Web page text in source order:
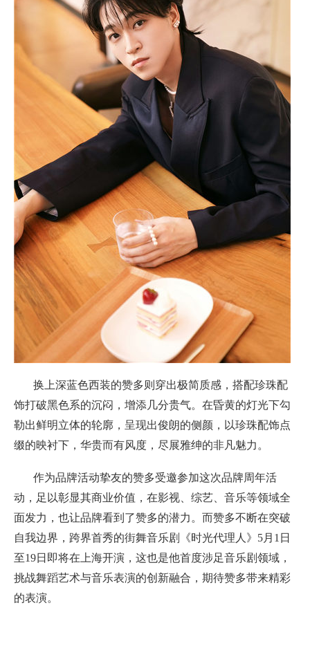
换上深蓝色西装的赞多则穿出极简质感，搭配珍珠配
饰打破黑色系的沉闷，增添几分贵气。在昏黄的灯光下勾
勒出鲜明立体的轮廓，呈现出俊朗的侧颜，以珍珠配饰点
缀的映衬下，华贵而有风度，尽展雅绅的非凡魅力。
作为品牌活动挚友的赞多受邀参加这次品牌周年活
动，足以彰显其商业价值，在影视、综艺、音乐等领域全
面发力，也让品牌看到了赞多的潜力。而赞多不断在突破
自我边界，跨界首秀的街舞音乐剧《时光代理人》5月1日
至19日即将在上海开演，这也是他首度涉足音乐剧领域，
挑战舞蹈艺术与音乐表演的创新融合，期待赞多带来精彩
的表演。